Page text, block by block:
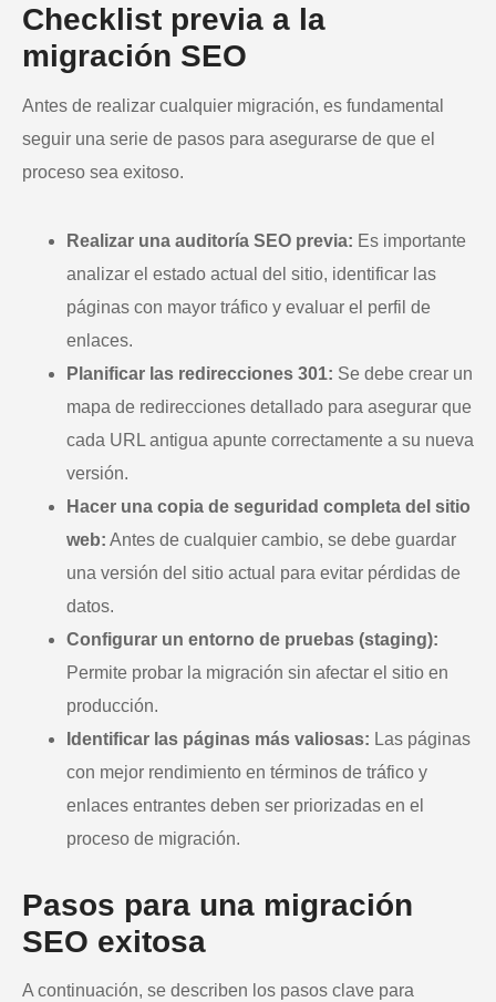
Checklist previa a la
migración SEO
Antes de realizar cualquier migración, es fundamental
seguir una serie de pasos para asegurarse de que el
proceso sea exitoso.
Realizar una auditoría SEO previa: Es importante
analizar el estado actual del sitio, identificar las
páginas con mayor tráfico y evaluar el perfil de
enlaces.
Planificar las redirecciones 301: Se debe crear un
mapa de redirecciones detallado para asegurar que
cada URL antigua apunte correctamente a su nueva
versión.
Hacer una copia de seguridad completa del sitio
web: Antes de cualquier cambio, se debe guardar
una versión del sitio actual para evitar pérdidas de
datos.
Configurar un entorno de pruebas (staging):
Permite probar la migración sin afectar el sitio en
producción.
Identificar las páginas más valiosas: Las páginas
con mejor rendimiento en términos de tráfico y
enlaces entrantes deben ser priorizadas en el
proceso de migración.
Pasos para una migración
SEO exitosa
A continuación, se describen los pasos clave para